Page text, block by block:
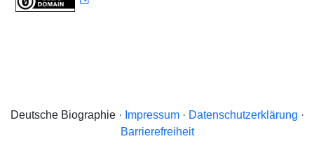
Deutsche Biographie · Impressum· Datenschutzerklärung ·
Barrierefreiheit